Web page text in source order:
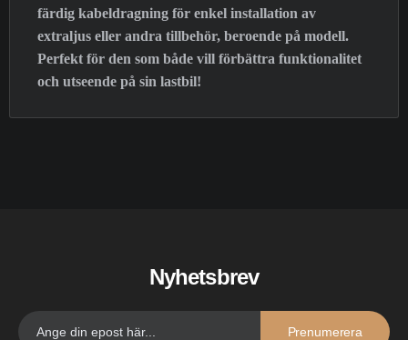
färdig kabeldragning för enkel installation av
extraljus eller andra tillbehör, beroende på modell.
Perfekt för den som både vill förbättra funktionalitet
och utseende på sin lastbil!
Nyhetsbrev
Prenumerera